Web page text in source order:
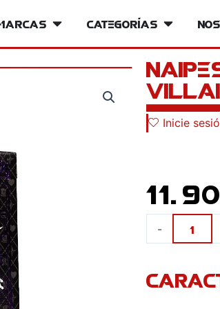
Open MarcasCategorías Open
Inicie
11.90
-
-
BICYCLE